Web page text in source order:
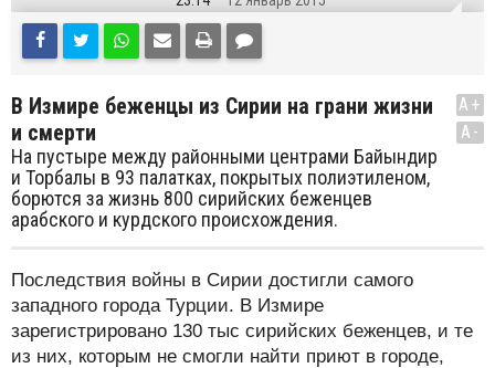
В Измире беженцы из Сирии на грани жизни
и смерти
На пустыре между районными центрами Байындир
и Торбалы в 93 палатках, покрытых полиэтиленом,
борются за жизнь 800 сирийских беженцев
арабского и курдского происхождения.
A+
A-
Последствия войны в Сирии достигли самого
западного города Турции. В Измире
зарегистрировано 130 тыс сирийских беженцев, и те
из них, которым не смогли найти приют в городе,